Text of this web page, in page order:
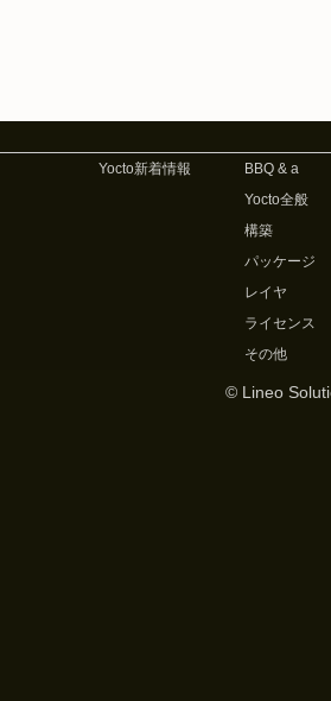
Yocto新着情報
BBQ & a
Yocto全般
構築
パッケージ
レイヤ
ライセンス
その他
© Lineo